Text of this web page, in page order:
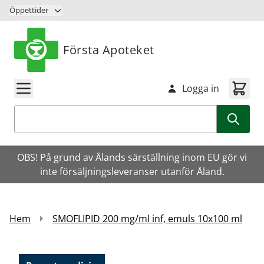
Hoppa till innehåll
Öppettider
Första Apoteket
Logga in
OBS! På grund av Ålands särställning inom EU gör vi
inte försäljningsleveranser utanför Åland.
Hem SMOFLIPID 200 mg/ml inf, emuls 10x100 ml